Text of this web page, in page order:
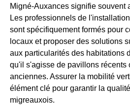
Migné-Auxances signifie souvent
Les professionnels de
sont spécifiquement formés pour
locaux et proposer des solutions
aux particularités des habitations
qu'il s'agisse de pavillons récents
anciennes. Assurer la mobilité
élément clé pour garantir la
migreauxois.